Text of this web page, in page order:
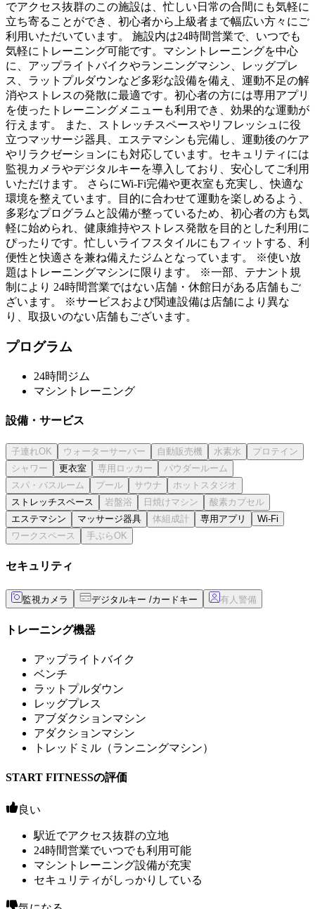
でアクセス抜群のこの施設は、忙しい日常の合間にも気軽に
立ち寄ることができ、初心者から上級者まで幅広い方々にご
利用いただいています。 施設内は24時間営業で、いつでも
気軽にトレーニング可能です。マシントレーニングを中心
に、アップライトバイクやランニングマシン、レッグプレ
ス、ラットプルダウンなど多彩な設備を備え、運動不足の解
消やストレスの発散に最適です。初心者の方には専用アプリ
を使ったトレーニングメニューも利用でき、効果的な運動が
行えます。 また、ストレッチスペースやリフレッシュに役
立つマッサージ器具、エステマシンも完備し、運動後のケア
やリラクゼーションにも対応しています。セキュリティには
監視カメラやデジタルキーを導入しており、安心してご利用
いただけます。 さらにWi-Fi完備や更衣室も充実し、快適な
環境を整えています。目的に合わせて運動を楽しめるよう、
多彩なプログラムと設備が整っているため、初心者の方も気
軽に始められ、健康維持やストレス発散を目的とした利用に
ぴったりです。忙しいライフスタイルにもフィットする、利
便性と快適さを兼ね備えたジムとなっています。 ※使い放
題はトレーニングマシンに限ります。 ※一部、テナント規
制により 24時間営業ではない店舗・休館日がある店舗もご
ざいます。 ※サービスおよび関連設備は店舗により異な
り、取扱いのない店舗もございます。
プログラム
24時間ジム
マシントレーニング
設備・サービス
更衣室
ストレッチスペース
エステマシン
マッサージ器具 専用アプリ Wi-Fi
セキュリティ
監視カメラ デジタルキー /カードキー
トレーニング機器
アップライトバイク
ベンチ
ラットプルダウン
レッグプレス
アブダクションマシン
アダクションマシン
トレッドミル（ランニングマシン）
START FITNESSの評価
良い
駅近でアクセス抜群の立地
24時間営業でいつでも利用可能
マシントレーニング設備が充実
セキュリティがしっかりしている